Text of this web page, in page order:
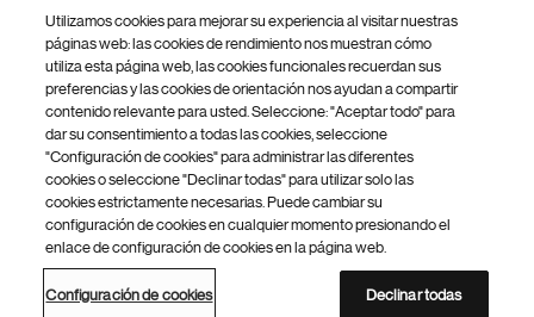
Footer Site Search
inferior
del
© 2026 Novartis AG
Política de privacidad Términos de uso
Accesibilidad
Configuración de cookies
Mapa del sitio
Utilizamos cookies para mejorar su experiencia al visitar nuestras
páginas web: las cookies de rendimiento nos muestran cómo
utiliza esta página web, las cookies funcionales recuerdan sus
preferencias y las cookies de orientación nos ayudan a compartir
contenido relevante para usted. Seleccione: "Aceptar todo" para
dar su consentimiento a todas las cookies, seleccione
"Configuración de cookies" para administrar las diferentes
cookies o seleccione "Declinar todas" para utilizar solo las
cookies estrictamente necesarias. Puede cambiar su
configuración de cookies en cualquier momento presionando el
enlace de configuración de cookies en la página web.
Configuración de cookies Declinar todas